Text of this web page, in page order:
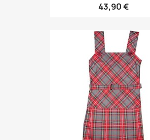
43,90 €